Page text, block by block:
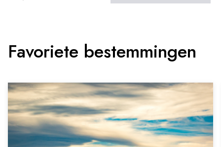
Favoriete bestemmingen